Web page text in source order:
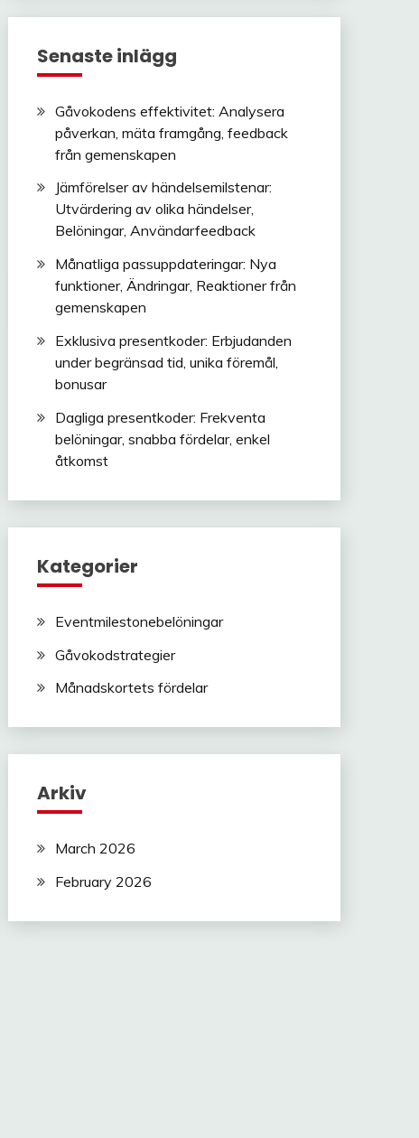
Senaste inlägg
Gåvokodens effektivitet: Analysera
påverkan, mäta framgång, feedback
från gemenskapen
Jämförelser av händelsemilstenar:
Utvärdering av olika händelser,
Belöningar, Användarfeedback
Månatliga passuppdateringar: Nya
funktioner, Ändringar, Reaktioner från
gemenskapen
Exklusiva presentkoder: Erbjudanden
under begränsad tid, unika föremål,
bonusar
Dagliga presentkoder: Frekventa
belöningar, snabba fördelar, enkel
åtkomst
Kategorier
Eventmilestonebelöningar
Gåvokodstrategier
Månadskortets fördelar
Arkiv
March 2026
February 2026